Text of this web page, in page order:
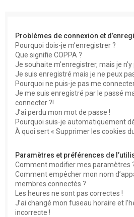
Problèmes de connexion et
Pourquoi dois-je m’enregistrer ?
Que signifie COPPA ?
Je souhaite m’enregistrer, mais je
Je suis enregistré mais je ne peux
Pourquoi ne puis-je pas me
Je me suis enregistré par le passé
connecter ?!
J’ai perdu mon mot de passe !
Pourquoi suis-je automatiquement
À quoi sert « Supprimer les cookies
Paramètres et préférences de
Comment modifier mes paramètres
Comment empêcher mon nom
membres connectés ?
Les heures ne sont pas correctes !
J’ai changé mon fuseau horaire et
incorrecte !